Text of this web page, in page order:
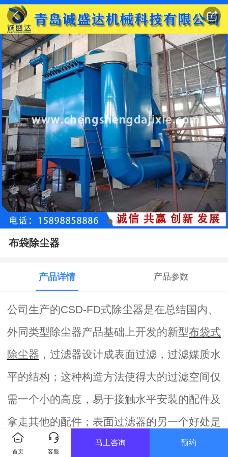
布袋除尘器
产品详情 产品参数
公司生产的CSD-FD式除尘器是在总结国内、
外同类型除尘器产品基础上开发的新型布袋式
除尘器 ，过滤器设计成表面过滤，过滤媒质水
平的结构；这种构造方法使得大的过滤空间仅
需一个小的高度，易于接触水平安装的配件及
拿走其他的配件；表面过滤器的另一个好处是
其多种清洁功能，根据过滤介质而调整，其过
首页 客服
马上咨询 预约